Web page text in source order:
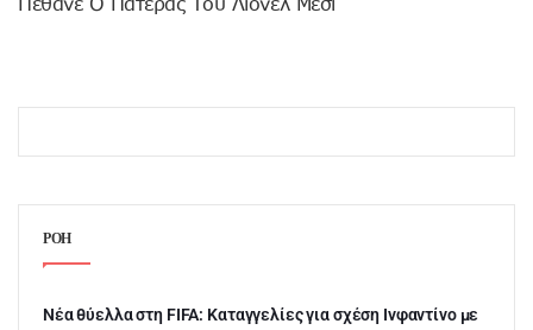
ΡΟΗ
Νέα θύελλα στη FIFA: Καταγγελίες για σχέση Ινφαντίνο με